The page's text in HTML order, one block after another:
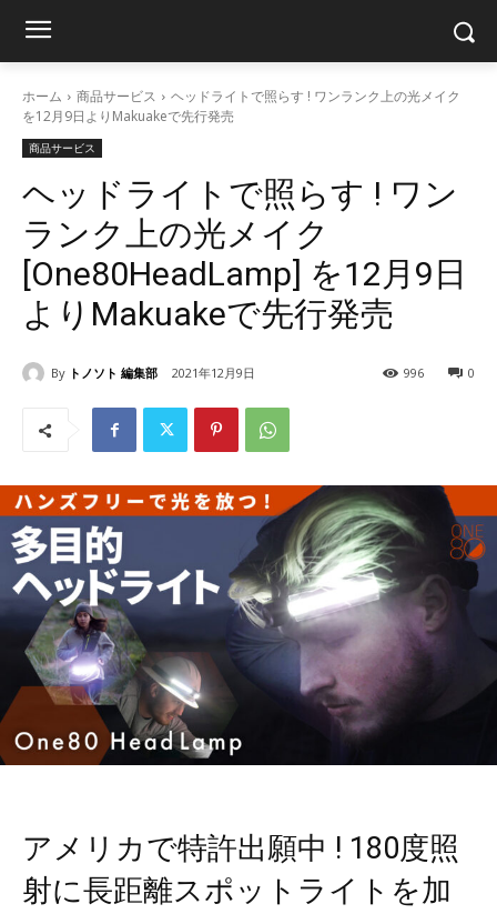
ホーム 商品サービス
ヘッドライトで照らす ! ワンランク上の光メイク
を12月9日よりMakuakeで先行発売
商品サービス
ヘッドライトで照らす ! ワン
ランク上の光メイク
[One80HeadLamp] を12月9日
よりMakuakeで先行発売
By トノソト 編集部 2021年12月9日 0
996
アメリカで特許出願中 ! 180度照
射に長距離スポットライトを加